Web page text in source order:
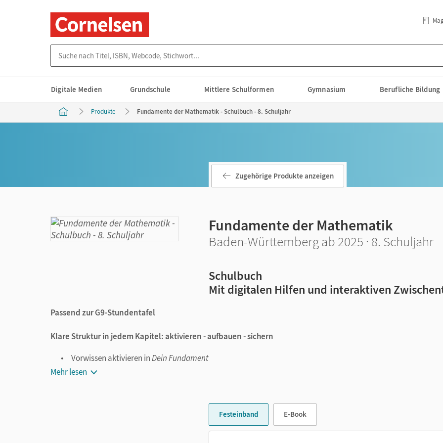
Digitale Medien Grundschule Mittlere Schulformen Gymnasium Berufliche Bildung
Produkte Fundamente der Mathematik - Schulbuch - 8. Schuljahr
Zugehörige Produkte anzeigen
Fundamente der Mathematik
Baden-Württemberg ab 2025 · 8. Schuljahr
Schulbuch
Mit digitalen Hilfen und interaktiven
Passend zur G9-Stundentafel
Klare Struktur in jedem Kapitel: aktivieren - aufbauen - sichern
Vorwissen aktivieren inDein Fundament
Wissen aufbauen mit Einstiegs-, Aufbau- und weiterführenden Aufgaben
Die Schüler/-innen können Standardaufgaben Schritt für Schritt nachvollziehen anhand der grundlegenden
Mehr lesen
Festeinband E-Book